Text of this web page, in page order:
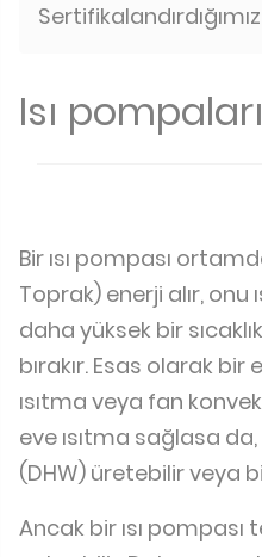
Isı pompaları
Bir ısı pompası
Toprak) enerji alır, onu
daha yüksek bir
bırakır. Esas olarak
ısıtma veya fan
eve ısıtma sağlasa
(DHW) üretebilir veya
Ancak bir ısı